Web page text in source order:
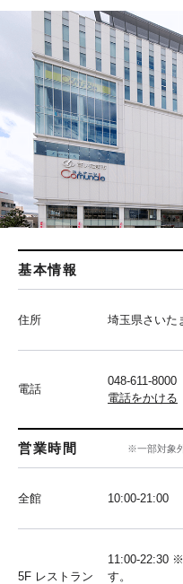
基本情報
住所 埼玉県さいた
電話
048-611-8000
電話をかける
営業時間 ※一部対象
全館 10:00‐21:00
5F レストラン
11:00-22:30
す。